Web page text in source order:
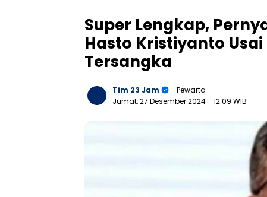
Super Lengkap,
Hasto Kristiyanto
Tersangka
Tim 23 Jam
- Pewarta
Jumat, 27 Desember 2024- 12:09 WIB